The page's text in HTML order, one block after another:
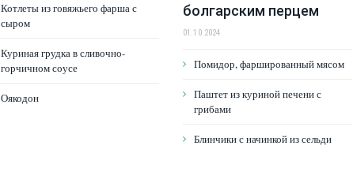
Котлеты из говяжьего фарша с
сыром
Куриная грудка в сливочно-
горчичном соусе
Оякодон
болгарским перцем
01.10.2024
Помидор, фаршированный мясом
Паштет из куриной печени с
грибами
Блинчики с начинкой из сельди